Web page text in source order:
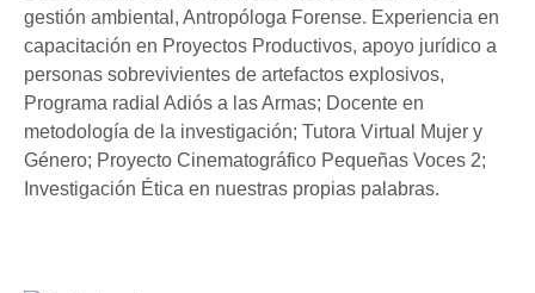
gestión ambiental, Antropóloga Forense. Experiencia en
capacitación en Proyectos Productivos, apoyo jurídico a
personas sobrevivientes de artefactos explosivos,
Programa radial Adiós a las Armas; Docente en
metodología de la investigación; Tutora Virtual Mujer y
Género; Proyecto Cinematográfico Pequeñas Voces 2;
Investigación Ética en nuestras propias palabras.